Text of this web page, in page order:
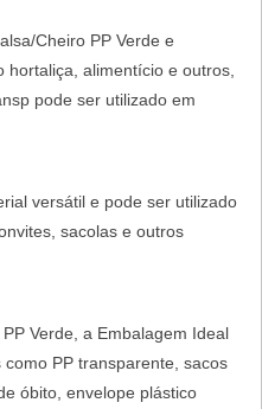
Cheiro PP Verde e
hortaliça, alimentício e outros,
pode ser utilizado em
versátil e pode ser utilizado
sacolas e outros
Verde, a Embalagem Ideal
PP transparente, sacos
óbito, envelope plástico